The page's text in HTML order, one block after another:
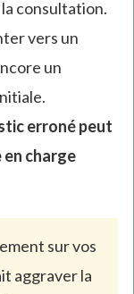
consultation.
vers un
un
erroné peut
charge
sur vos
aggraver la